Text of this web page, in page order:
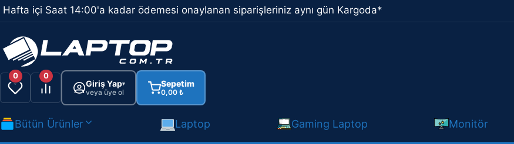
İçeriğe
atla
Hafta içi Saat 14:00'a kadar ödemesi onaylanan siparişleriniz aynı gün Kargoda*
0 0
Giriş Yap▾
veya üye ol
Sepetim
0,00 ₺
Bütün Ürünler Laptop Gaming Laptop Monitör